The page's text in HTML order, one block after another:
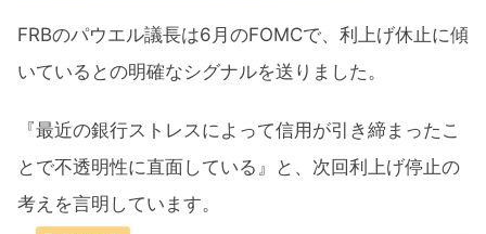
FRBのパウエル議長は6月のFOMCで、利上げ休止に傾
いているとの明確なシグナルを送りました。
『最近の銀行ストレスによって信用が引き締まったこ
とで不透明性に直面している』と、次回利上げ停止の
考えを言明しています。